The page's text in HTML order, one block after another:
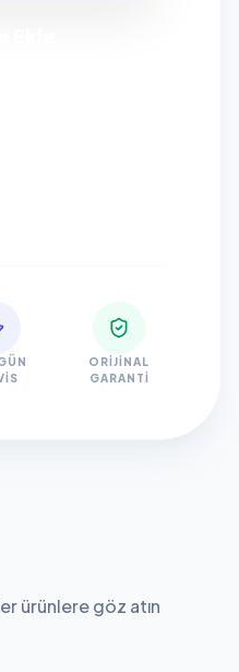
ORIJINAL
GARANTI
ürünlere göz atın